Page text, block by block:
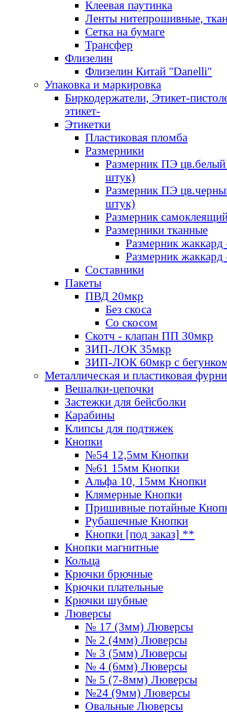
Клеевая паутинка
Ленты нитепрошивные,
Сетка на бумаге
Трансфер
Флизелин
Флизелин Китай "Danelli"
Упаковка и маркировка
Биркодержатели, Этикет-
этикет-
Этикетки
Пластиковая пломба
Размерники
Размерник ПЭ цв.белый
штук)
Размерник ПЭ
штук)
Размерник
Размерники тканные
Размерник
Размерник
Составники
Пакеты
ПВД 20мкр
Без скоса
Со скосом
Скотч - клапан ПП 30мкр
ЗИП-ЛОК 35мкр
ЗИП-ЛОК 60мкр с
Металлическая и пластиковая
Вешалки-цепочки
Застежки для бейсболки
Карабины
Клипсы для подтяжек
Кнопки
№54 12,5мм Кнопки
№61 15мм Кнопки
Альфа 10, 15мм Кнопки
Клямерные Кнопки
Пришивные потайные
Рубашечные Кнопки
Кнопки [под заказ] **
Кнопки магнитные
Кольца
Крючки брючные
Крючки плательные
Крючки шубные
Люверсы
№ 17 (3мм) Люверсы
№ 2 (4мм) Люверсы
№ 3 (5мм) Люверсы
№ 4 (6мм) Люверсы
№ 5 (7-8мм) Люверсы
№24 (9мм) Люверсы
Овальные Люверсы